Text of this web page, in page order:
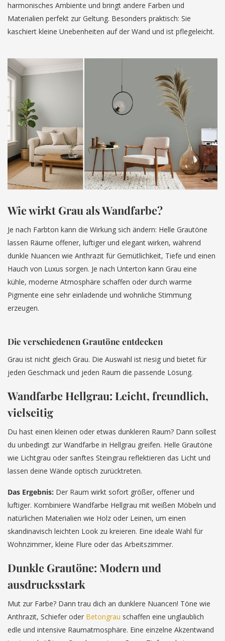
harmonisches Ambiente und bringt andere Farben und
Materialien perfekt zur Geltung. Besonders praktisch: Sie
kaschiert kleine Unebenheiten auf der Wand und ist pflegeleicht.
Wie wirkt Grau als Wandfarbe?
Je nach Farbton kann die Wirkung sich ändern: Helle Grautöne
lassen Räume offener, luftiger und elegant wirken, während
dunkle Nuancen wie Anthrazit für Gemütlichkeit, Tiefe und einen
Hauch von Luxus sorgen. Je nach Unterton kann Grau eine
kühle, moderne Atmosphäre schaffen oder durch warme
Pigmente eine sehr einladende und wohnliche Stimmung
erzeugen.
Die verschiedenen Grautöne entdecken
Grau ist nicht gleich Grau. Die Auswahl ist riesig und bietet für
jeden Geschmack und jeden Raum die passende Lösung.
Wandfarbe Hellgrau: Leicht, freundlich,
vielseitig
Du hast einen kleinen oder etwas dunkleren Raum? Dann sollest
du unbedingt zur Wandfarbe in Hellgrau greifen. Helle Grautöne
wie Lichtgrau oder sanftes Steingrau reflektieren das Licht und
lassen deine Wände optisch zurücktreten.
Das Ergebnis: Der Raum wirkt sofort größer, offener und
luftiger. Kombiniere Wandfarbe Hellgrau mit weißen Möbeln und
natürlichen Materialien wie Holz oder Leinen, um einen
skandinavisch leichten Look zu kreieren. Eine ideale Wahl für
Wohnzimmer, kleine Flure oder das Arbeitszimmer.
Dunkle Grautöne: Modern und
ausdrucksstark
Mut zur Farbe? Dann trau dich an dunklere Nuancen! Töne wie
Anthrazit, Schiefer oder Betongrau schaffen eine unglaublich
edle und intensive Raumatmosphäre. Eine einzelne Akzentwand